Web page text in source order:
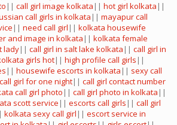
|| call girl image kolkata || hot girl kolkata ||
call girls in kolkata || mayapur call
|| need call girl || kolkata housewife
and image in kolkata || kolkata female
lady|| call girl in salt lake kolkata || call girl in
girls hot|| high profile call girls ||
|| housewife escorts in kolkata || sexy call
girl for one night|| call girl contact number
call girl photo || call girl photo in kolkata ||
scott service || escorts call girls || call girl
kolkata sexy call girl || escort service in